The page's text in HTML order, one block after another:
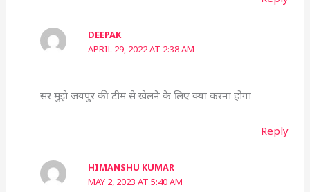
DEEPAK
APRIL 29, 2022 AT 2:38 AM
सर मुझे जयपुर की टीम से खेलने के लिए क्या करना होगा
Reply
HIMANSHU KUMAR
MAY 2, 2023 AT 5:40 AM